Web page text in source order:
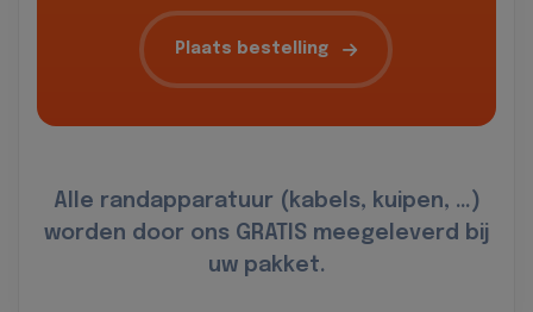
Plaats bestelling
Alle randapparatuur (kabels, kuipen, …)
worden door ons GRATIS meegeleverd bij
uw pakket.